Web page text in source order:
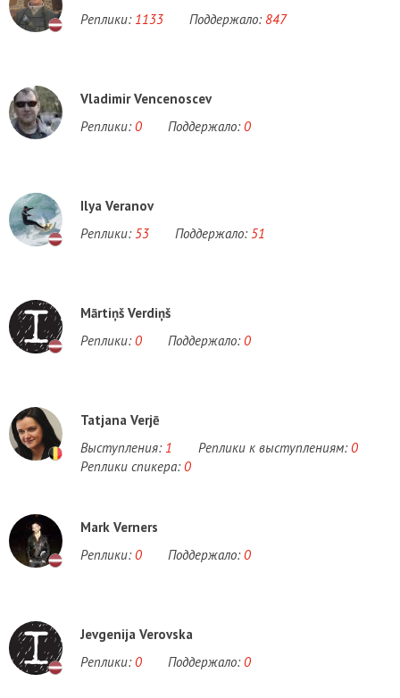
Реплики: 1133 Поддержало: 847
Vladimir Vencenoscev
Реплики: 0 Поддержало: 0
Ilya Veranov
Реплики: 53 Поддержало: 51
Mārtiņš Verdiņš
Реплики: 0 Поддержало: 0
Tatjana Verjē
Выступления: 1 Реплики к выступлениям: 0
Реплики спикера: 0
Mark Verners
Реплики: 0 Поддержало: 0
Jevgenija Verovska
Реплики: 0 Поддержало: 0